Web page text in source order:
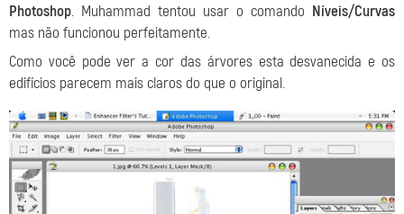
Photoshop. Muhammad tentou usar o comando Níveis/Curvas
mas não funcionou perfeitamente.
Como você pode ver a cor das árvores esta desvanecida e os
edifícios parecem mais claros do que o original.